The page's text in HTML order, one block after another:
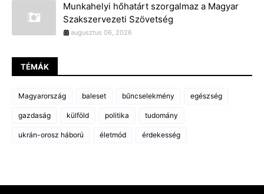
Munkahelyi hőhatárt szorgalmaz a Magyar
Szakszervezeti Szövetség
augusztus 06, 2026
TÉMÁK
Magyarország baleset bűncselekmény egészség
gazdaság külföld politika tudomány
ukrán-orosz háború életmód érdekesség